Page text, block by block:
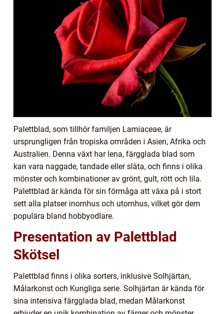
Palettblad, som tillhör familjen Lamiaceae, är
ursprungligen från tropiska områden i Asien, Afrika och
Australien. Denna växt har lena, färgglada blad som
kan vara naggade, tandade eller släta, och finns i olika
mönster och kombinationer av grönt, gult, rött och lila.
Palettblad är kända för sin förmåga att växa på i stort
sett alla platser inomhus och utomhus, vilket gör dem
populära bland hobbyodlare.
Presentation av Palettblad
Skötsel
Palettblad finns i olika sorters, inklusive Solhjärtan,
Målarkonst och Kungliga serie. Solhjärtan är kända för
sina intensiva färgglada blad, medan Målarkonst